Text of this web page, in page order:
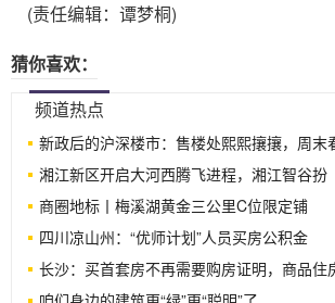
(责任编辑：谭梦桐)
猜你喜欢：
频道热点
新政后的沪深楼市：售楼处熙熙攘攘，周末
湘江新区开启大河西腾飞进程，湘江智谷扮
商圈地标丨梅溪湖黄金三公里C位限定铺
四川凉山州：“优师计划”人员买房公积金
长沙：买首套房不再需要购房证明，商品住